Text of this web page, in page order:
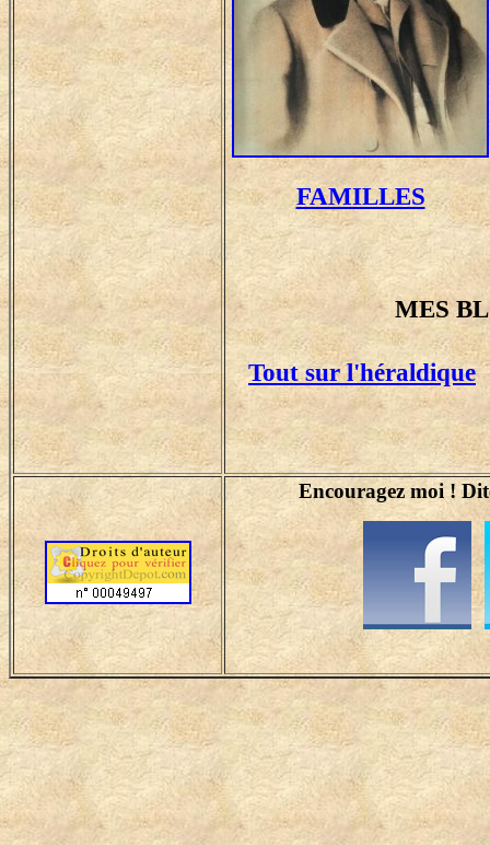
FAMILLES
MES
Tout sur l'héraldique
Encouragez moi !